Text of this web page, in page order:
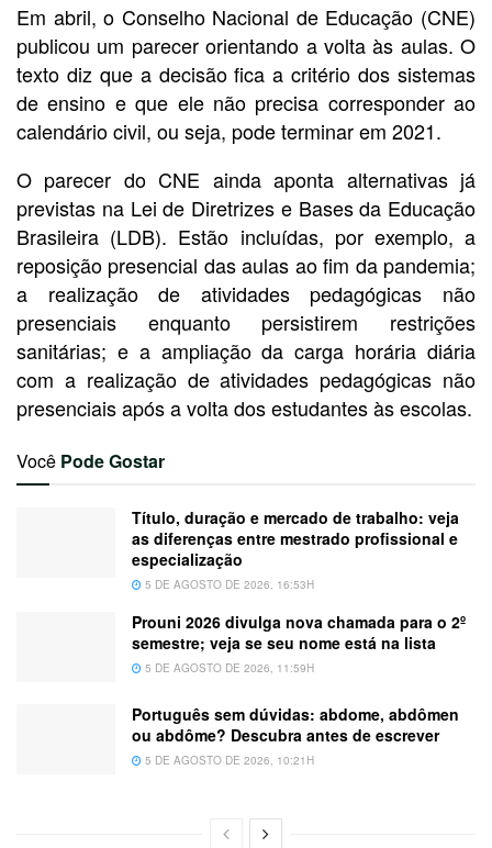
Em abril, o Conselho Nacional de Educação (CNE)
publicou um parecer orientando a volta às aulas. O
texto diz que a decisão fica a critério dos sistemas
de ensino e que ele não precisa corresponder ao
calendário civil, ou seja, pode terminar em 2021.
O parecer do CNE ainda aponta alternativas já
previstas na Lei de Diretrizes e Bases da Educação
Brasileira (LDB). Estão incluídas, por exemplo, a
reposição presencial das aulas ao fim da pandemia;
a realização de atividades pedagógicas não
presenciais enquanto persistirem restrições
sanitárias; e a ampliação da carga horária diária
com a realização de atividades pedagógicas não
presenciais após a volta dos estudantes às escolas.
Você Pode Gostar
Título, duração e mercado de trabalho: veja
as diferenças entre mestrado profissional e
especialização
5 DE AGOSTO DE 2026, 16:53H
Prouni 2026 divulga nova chamada para o 2º
semestre; veja se seu nome está na lista
5 DE AGOSTO DE 2026, 11:59H
Português sem dúvidas: abdome, abdômen
ou abdôme? Descubra antes de escrever
5 DE AGOSTO DE 2026, 10:21H